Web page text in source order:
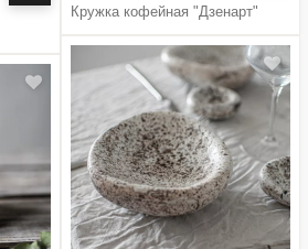
Кружка кофейная "Дзенарт"